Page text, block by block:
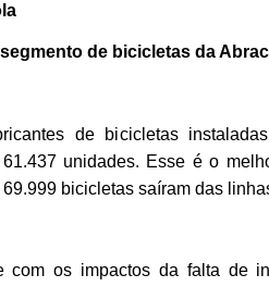
de bicicletas da
de bicicletas
61.437 unidades. Esse é o
bicicletas saíram das
com os impactos da falta de